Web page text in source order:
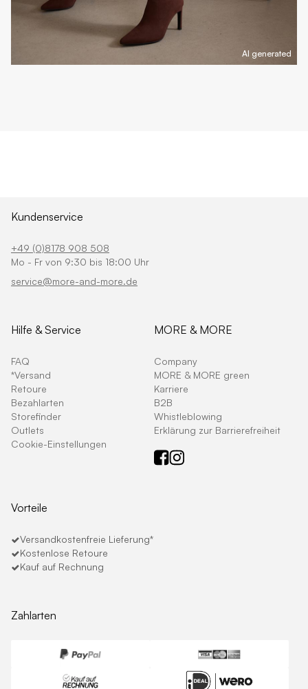
AI generated
Kundenservice
+49 (0)8178 908 508
Mo - Fr von 9:30 bis 18:00 Uhr
service@more-and-more.de
Hilfe & Service
FAQ
*Versand
Retoure
Bezahlarten
Storefinder
Outlets
Cookie-Einstellungen
MORE & MORE
Company
MORE & MORE green
Karriere
B2B
Whistleblowing
Erklärung zur Barrierefreiheit
Vorteile
Versandkostenfreie Lieferung*
Kostenlose Retoure
Kauf auf Rechnung
Zahlarten